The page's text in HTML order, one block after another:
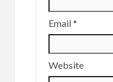
Email*
Website